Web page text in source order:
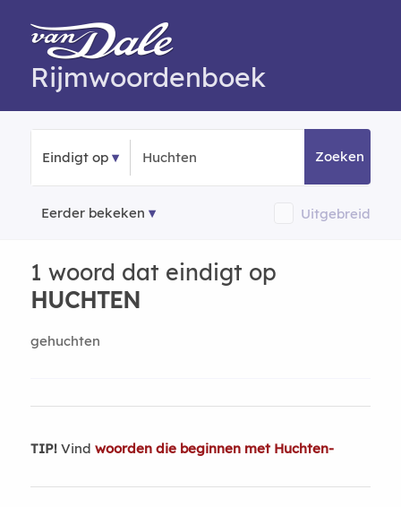
Rijmwoordenboek
Eindigt op Zoeken
Eerder bekeken Uitgebreid
1 woord dat eindigt op
HUCHTEN
gehuchten
TIP!Vind woorden die beginnen met Huchten-